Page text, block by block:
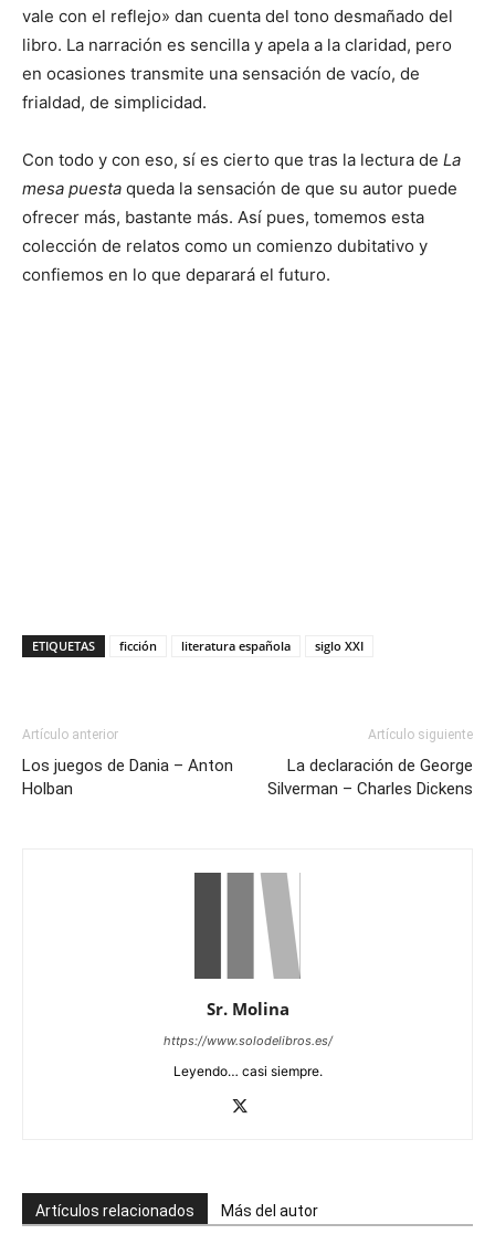
vale con el reflejo» dan cuenta del tono desmañado del
libro. La narración es sencilla y apela a la claridad, pero
en ocasiones transmite una sensación de vacío, de
frialdad, de simplicidad.
Con todo y con eso, sí es cierto que tras la lectura de La
mesa puesta queda la sensación de que su autor puede
ofrecer más, bastante más. Así pues, tomemos esta
colección de relatos como un comienzo dubitativo y
confiemos en lo que deparará el futuro.
ETIQUETAS ficción literatura española siglo XXI
Artículo anterior
Los juegos de Dania – Anton
Holban
Artículo siguiente
La declaración de George
Silverman – Charles Dickens
Sr. Molina
https://www.solodelibros.es/
Leyendo… casi siempre.
Artículos relacionados Más del autor